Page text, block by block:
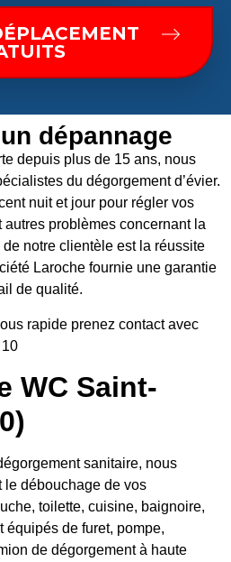
dépannage
depuis plus de 15 ans, nous
du dégorgement d’évier.
nuit et jour pour régler vos
problèmes concernant la
notre clientèle est la réussite
Laroche fournie une garantie
de qualité.
rapide prenez contact avec
WC Saint-
sanitaire, nous
le débouchage de vos
toilette, cuisine, baignoire,
équipés de furet, pompe,
de dégorgement à haute